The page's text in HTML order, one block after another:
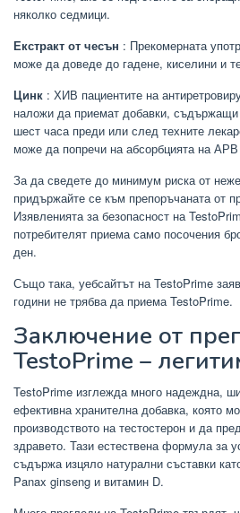
няколко седмици.
Екстракт от чесън : Прекомерната
може да доведе до гадене, киселини и
Цинк : ХИВ пациентите на
наложи да приемат добавки, съдържащи
шест часа преди или след техните
може да попречи на абсорбцията на АРВ
За да сведете до минимум риска от
придържайте се към препоръчаната от
Изявленията за безопасност на
потребителят приема само посочения
ден.
Също така, уебсайтът на TestoPrime
години не трябва да приема TestoPrime.
Заключение от
TestoPrime –
TestoPrime изглежда много надеждна,
ефективна хранителна добавка, която
производството на тестостерон и да
здравето. Тази естествена формула за
съдържа изцяло натурални съставки
Panax ginseng и витамин D.